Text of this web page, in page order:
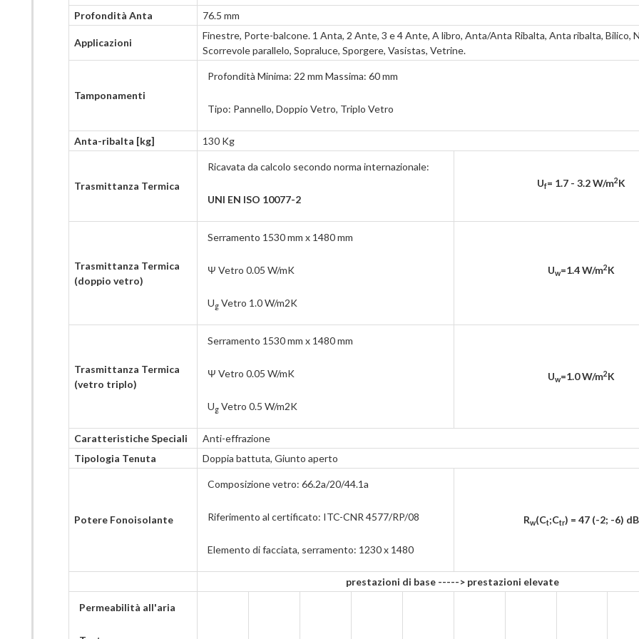
Profondità Anta
76.5 mm
Applicazioni
Finestre, Porte-balcone. 1 Anta, 2 Ante, 3 e 4 Ante, A libro, Anta/Anta Ribalta, Anta ribalta, Bilico,
Scorrevole parallelo, Sopraluce, Sporgere, Vasistas, Vetrine.
Tamponamenti
Profondità Minima: 22 mm Massima: 60 mm
Tipo: Pannello, Doppio Vetro, Triplo Vetro
Anta-ribalta [kg] 130 Kg
Trasmittanza Termica
Ricavata da calcolo secondo norma internazionale:
UNI EN ISO 10077-2
Uf= 1.7 - 3.2 W/m2K
Trasmittanza Termica
(doppio vetro)
Serramento 1530 mm x 1480 mm
Ψ Vetro 0.05 W/mK
UgVetro 1.0 W/m2K
Uw=1.4W/m2K
Trasmittanza Termica
(vetro triplo)
Serramento 1530 mm x 1480 mm
Ψ Vetro 0.05 W/mK
UgVetro 0.5 W/m2K
Uw=1.0W/m2K
Caratteristiche Speciali
Anti-effrazione
Tipologia Tenuta
Doppia battuta, Giunto aperto
Potere Fonoisolante
Composizione vetro: 66.2a/20/44.1a
Riferimento al certificato: ITC-CNR 4577/RP/08
Elemento di facciata, serramento: 1230 x 1480
Rw(Ct;Ctr) = 47 (-2; -6) dB
prestazioni di base -----> prestazioni elevate
Permeabilità all'aria